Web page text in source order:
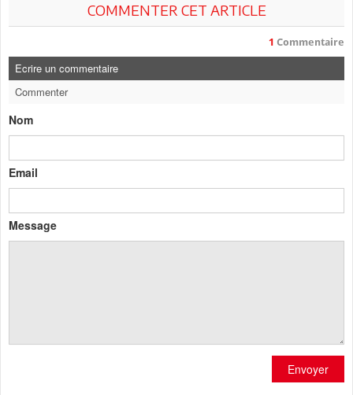
COMMENTER CET ARTICLE
1 Commentaire
Ecrire un commentaire
Commenter
Nom
Email
Message
Envoyer